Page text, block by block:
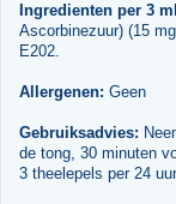
Ingredienten per 3
Ascorbinezuur) (15
E202.
Allergenen: Geen
Gebruiksadvies:
de tong, 30 minuten
3 theelepels per 24